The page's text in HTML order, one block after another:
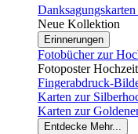
Neue Kollektion
Erinnerungen
Fotobücher zur
Fotoposter Hochzeit
Fingerabdruck-
Karten zur
Karten zur
Entdecke Mehr...